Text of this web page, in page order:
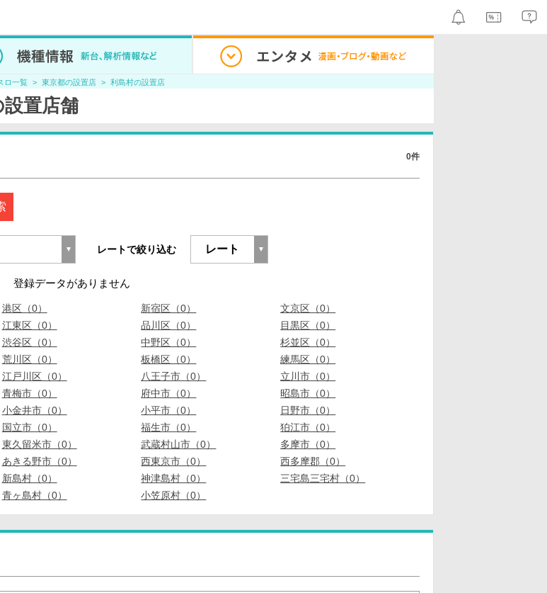
ロ一覧 東京都の設置店 利島村の設置店
置店舗
0件
レートで絞り込む
登録データがありません
港区（0） 新宿区（0）
文京区（0）
江東区（0） 品川区（0）
目黒区（0）
渋谷区（0） 中野区（0）
杉並区（0）
荒川区（0） 板橋区（0）
練馬区（0）
江戸川区（0） 八王子市（0）
立川市（0）
青梅市（0） 府中市（0）
昭島市（0）
小金井市（0） 小平市（0）
日野市（0）
国立市（0） 福生市（0）
狛江市（0）
東久留米市（0） 武蔵村山市（0）
多摩市（0）
あきる野市（0） 西東京市（0）
西多摩郡（0）
新島村（0） 神津島村（0）
三宅島三宅村（0）
青ヶ島村（0） 小笠原村（0）